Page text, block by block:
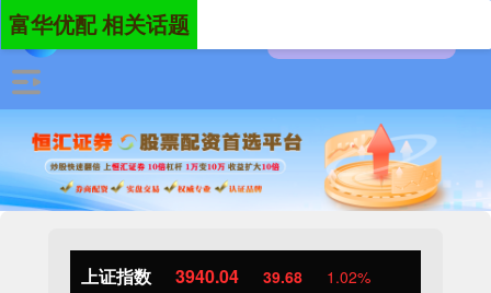
上证指数 3940.04 39.68 1.02%
富华优配 相关话题